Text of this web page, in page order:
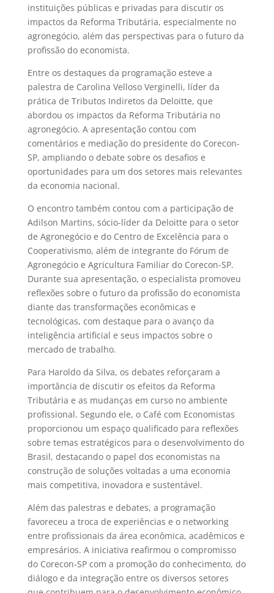
instituições públicas e privadas para discutir os
impactos da Reforma Tributária, especialmente no
agronegócio, além das perspectivas para o futuro da
profissão do economista.
Entre os destaques da programação esteve a
palestra de Carolina Velloso Verginelli, líder da
prática de Tributos Indiretos da Deloitte, que
abordou os impactos da Reforma Tributária no
agronegócio. A apresentação contou com
comentários e mediação do presidente do Corecon-
SP, ampliando o debate sobre os desafios e
oportunidades para um dos setores mais relevantes
da economia nacional.
O encontro também contou com a participação de
Adilson Martins, sócio-líder da Deloitte para o setor
de Agronegócio e do Centro de Excelência para o
Cooperativismo, além de integrante do Fórum de
Agronegócio e Agricultura Familiar do Corecon-SP.
Durante sua apresentação, o especialista promoveu
reflexões sobre o futuro da profissão do economista
diante das transformações econômicas e
tecnológicas, com destaque para o avanço da
inteligência artificial e seus impactos sobre o
mercado de trabalho.
Para Haroldo da Silva, os debates reforçaram a
importância de discutir os efeitos da Reforma
Tributária e as mudanças em curso no ambiente
profissional. Segundo ele, o Café com Economistas
proporcionou um espaço qualificado para reflexões
sobre temas estratégicos para o desenvolvimento do
Brasil, destacando o papel dos economistas na
construção de soluções voltadas a uma economia
mais competitiva, inovadora e sustentável.
Além das palestras e debates, a programação
favoreceu a troca de experiências e o networking
entre profissionais da área econômica, acadêmicos e
empresários. A iniciativa reafirmou o compromisso
do Corecon-SP com a promoção do conhecimento, do
diálogo e da integração entre os diversos setores